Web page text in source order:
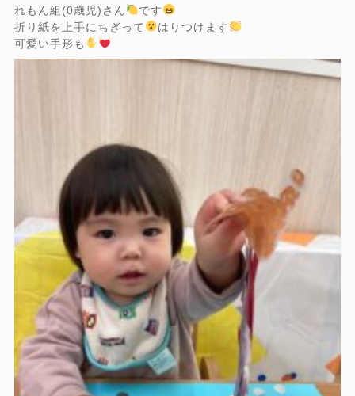
れもん組(0歳児)さん
です
折り紙を上手にちぎって
はりつけます
可愛い手形も